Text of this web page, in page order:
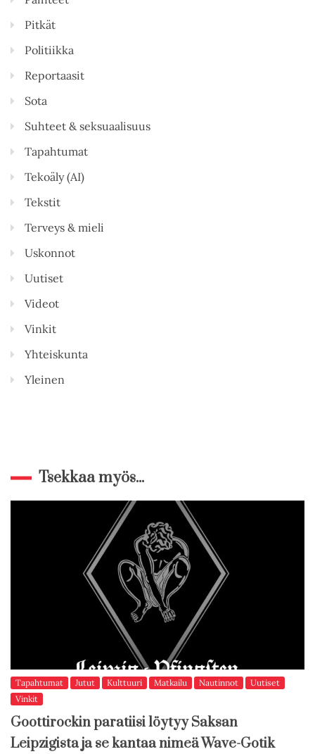
Pitkät
Politiikka
Reportaasit
Sota
Suhteet & seksuaalisuus
Tapahtumat
Tekoäly (AI)
Tekstit
Terveys & mieli
Uskonnot
Uutiset
Videot
Vinkit
Yhteiskunta
Yleinen
Tsekkaa myös...
Tapahtumat Jutut Kulttuuri Matkailu Nautinnot
Uutiset
Vinkit
Goottirockin paratiisi löytyy Saksan
Leipzigista ja se kantaa nimeä Wave-Gotik